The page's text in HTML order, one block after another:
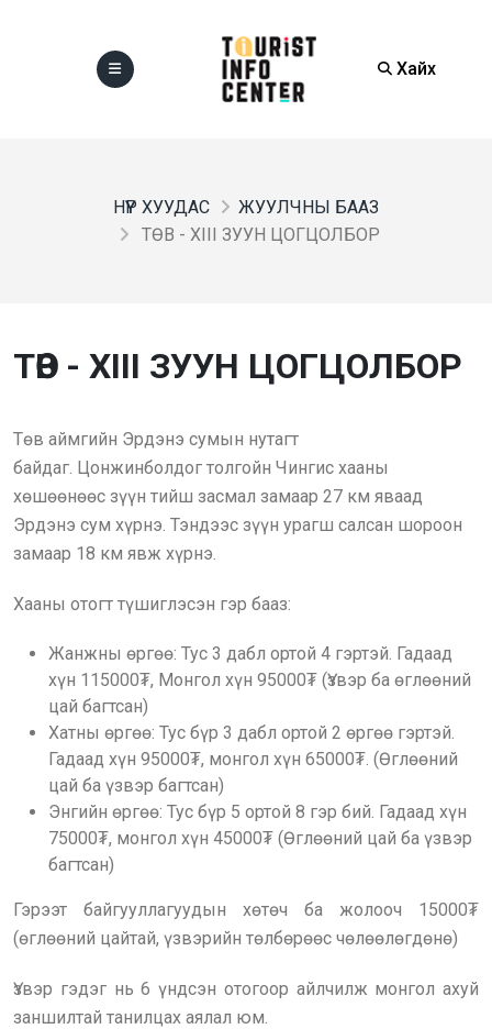
Хайх
НҮҮР ХУУДАС
ЖУУЛЧНЫ БААЗ
ТӨВ - XIII ЗУУН ЦОГЦОЛБОР
ТӨВ - XIII ЗУУН ЦОГЦОЛБОР
Төв аймгийн Эрдэнэ сумын нутагт
байдаг. Цонжинболдог толгойн Чингис хааны
хөшөөнөөс зүүн тийш засмал замаар 27 км яваад
Эрдэнэ сум хүрнэ. Тэндээс зүүн урагш салсан шороон
замаар 18 км явж хүрнэ.
Хааны отогт түшиглэсэн гэр бааз:
Жанжны өргөө: Тус 3 дабл ортой 4 гэртэй. Гадаад
хүн 115000₮, Монгол хүн 95000₮ (Үзвэр ба өглөөний
цай багтсан)
Хатны өргөө: Тус бүр 3 дабл ортой 2 өргөө гэртэй.
Гадаад хүн 95000₮, монгол хүн 65000₮. (Өглөөний
цай ба үзвэр багтсан)
Энгийн өргөө: Тус бүр 5 ортой 8 гэр бий. Гадаад хүн
75000₮, монгол хүн 45000₮ (Өглөөний цай ба үзвэр
багтсан)
Гэрээт байгууллагуудын хөтөч ба жолооч 15000₮
(өглөөний цайтай, үзвэрийн төлбөрөөс чөлөөлөгдөнө)
Үзвэр гэдэг нь 6 үндсэн отогоор айлчилж монгол ахуй
заншилтай танилцах аялал юм.